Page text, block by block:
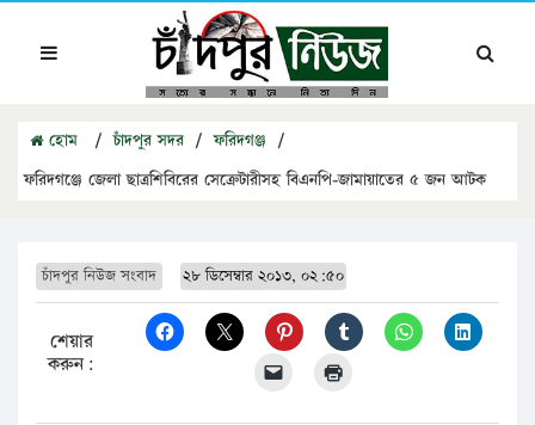
হোম / চাঁদপুর সদর / ফরিদগঞ্জ /
ফরিদগঞ্জে জেলা ছাত্রশিবিরের সেক্রেটারীসহ বিএনপি-জামায়াতের ৫ জন আটক
চাঁদপুর নিউজ সংবাদ ২৮ ডিসেম্বার ২০১৩, ০২:৫০
শেয়ার
করুন: